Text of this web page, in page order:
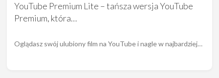
YouTube Premium Lite – tańsza wersja YouTube
Premium, która…
Oglądasz swój ulubiony film na YouTube i nagle w najbardziej…